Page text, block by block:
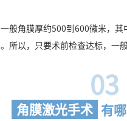
般角膜厚约500到600微米，
所以，只要术前检查达标，一
03
角膜激光手术 有